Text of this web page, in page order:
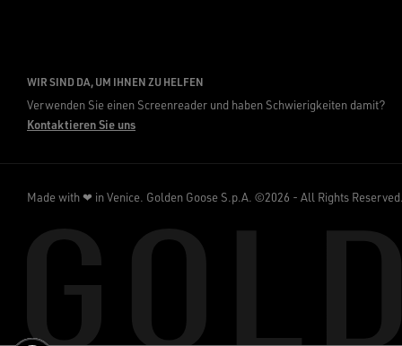
WIR SIND DA, UM IHNEN ZU HELFEN
Verwenden Sie einen Screenreader und haben Schwierigkeiten damit?
Kontaktieren Sie uns
Made with ❤ in Venice. Golden Goose S.p.A. ©2026 - All Rights Reserved.